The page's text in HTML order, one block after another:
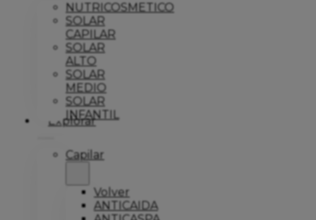
NUTRICOSMETICO
SOLAR
CAPILAR
SOLAR
ALTO
SOLAR
MEDIO
SOLAR
INFANTIL
Explorar
Capilar
Volver
ANTICAIDA